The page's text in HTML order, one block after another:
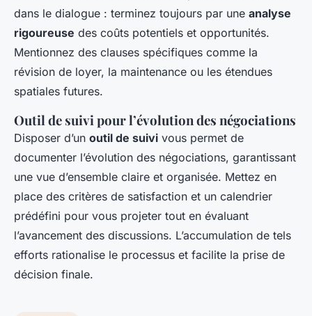
dans le dialogue : terminez toujours par une analyse
rigoureuse des coûts potentiels et opportunités.
Mentionnez des clauses spécifiques comme la
révision de loyer, la maintenance ou les étendues
spatiales futures.
Outil de suivi pour l’évolution des négociations
Disposer d’un outil de suivi vous permet de
documenter l’évolution des négociations, garantissant
une vue d’ensemble claire et organisée. Mettez en
place des critères de satisfaction et un calendrier
prédéfini pour vous projeter tout en évaluant
l’avancement des discussions. L’accumulation de tels
efforts rationalise le processus et facilite la prise de
décision finale.